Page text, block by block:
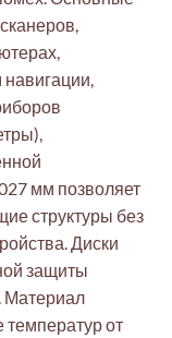
мм позволяет
структуры без
Диски
защиты
Материал
температур от